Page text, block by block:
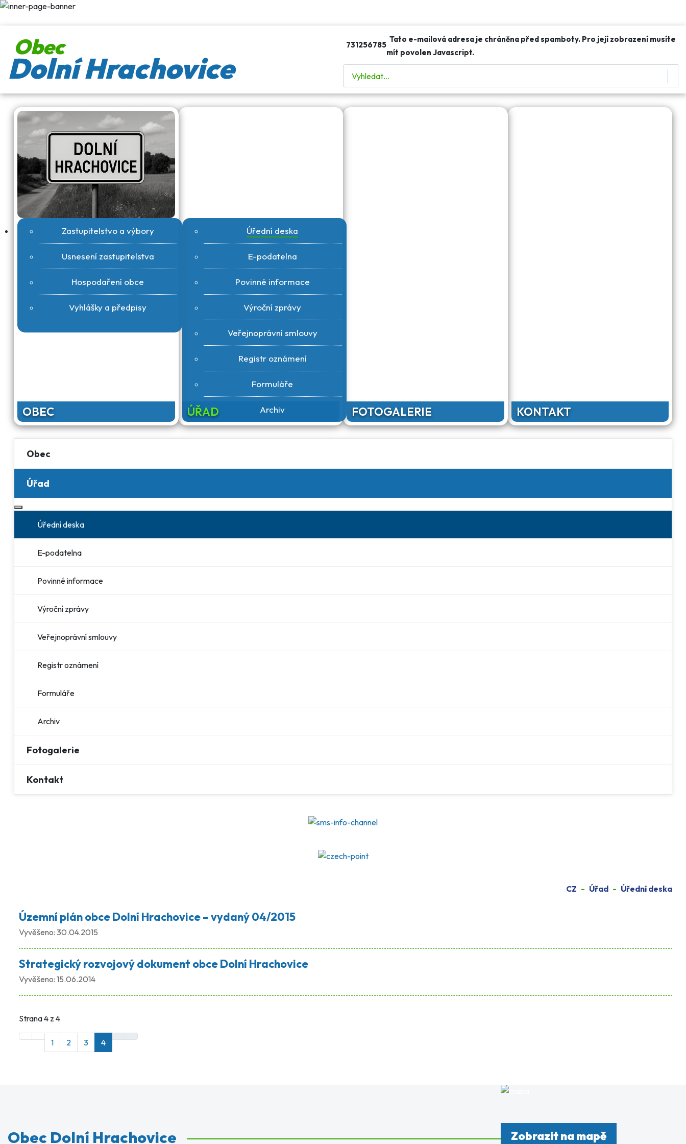
Obec
Dolní Hrachovice
731256785
Tato e-mailová adresa je chráněna před spamboty. Pro její zobrazení musíte
mít povolen Javascript.
OBEC
Zastupitelstvo a výbory
Usnesení zastupitelstva
Hospodaření obce
Vyhlášky a předpisy
ÚŘAD
Úřední deska
E-podatelna
Povinné informace
Výroční zprávy
Veřejnoprávní smlouvy
Registr oznámení
Formuláře
Archiv FOTOGALERIE KONTAKT
Obec
Úřad
Více o: Úřad
Úřední deska
E-podatelna
Povinné informace
Výroční zprávy
Veřejnoprávní smlouvy
Registr oznámení
Formuláře
Archiv
Fotogalerie
Kontakt
CZ Úřad Úřední deska
Územní plán obce Dolní Hrachovice – vydaný 04/2015
Vyvěšeno: 30.04.2015
Strategický rozvojový dokument obce Dolní Hrachovice
Vyvěšeno: 15.06.2014
Strana 4 z 4
1 2 3 4
Obec Dolní Hrachovice Zobrazit na mapě